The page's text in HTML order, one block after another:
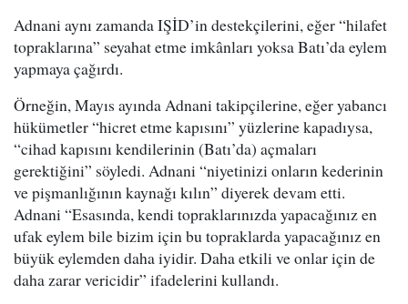
Adnani aynı zamanda IŞİD’in destekçilerini, eğer “hilafet
topraklarına” seyahat etme imkânları yoksa Batı’da eylem
yapmaya çağırdı.
Örneğin, Mayıs ayında Adnani takipçilerine, eğer yabancı
hükümetler “hicret etme kapısını” yüzlerine kapadıysa,
“cihad kapısını kendilerinin (Batı’da) açmaları
gerektiğini” söyledi. Adnani “niyetinizi onların kederinin
ve pişmanlığının kaynağı kılın” diyerek devam etti.
Adnani “Esasında, kendi topraklarınızda yapacağınız en
ufak eylem bile bizim için bu topraklarda yapacağınız en
büyük eylemden daha iyidir. Daha etkili ve onlar için de
daha zarar vericidir” ifadelerini kullandı.